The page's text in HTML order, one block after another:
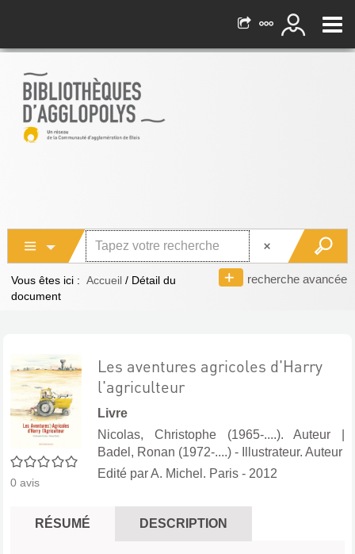
recherche avancée
Vous êtes ici : Accueil / Détail du
document
0/5
0 avis
Les aventures agricoles d'Harry
l'agriculteur
Livre
Nicolas, Christophe (1965-....). Auteur
Badel, Ronan (1972-....) - Illustrateur. Auteur
Edité parA. Michel. Paris - 2012
RÉSUMÉ DESCRIPTION